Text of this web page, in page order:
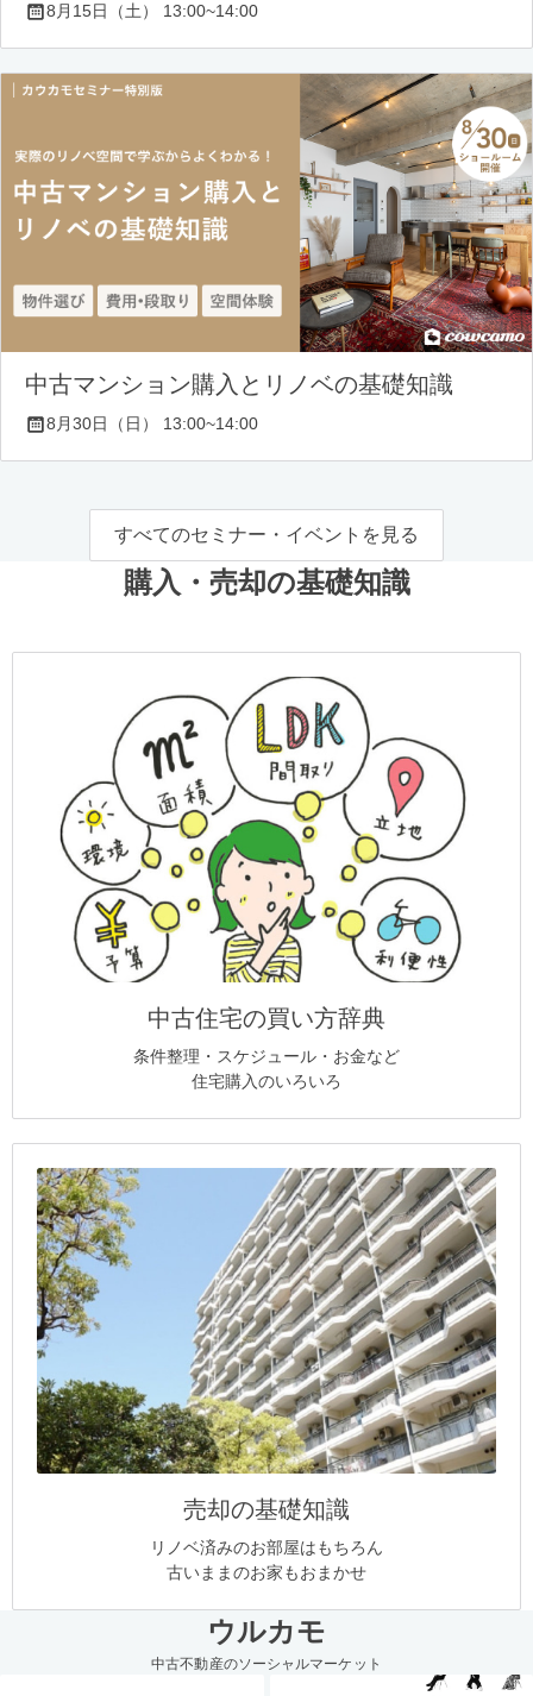
8月15日（土） 13:00~14:00
中古マンション購入とリノベの基礎知識
8月30日（日） 13:00~14:00
すべてのセミナー・イベントを見る
購入・売却の基礎知識
中古住宅の買い方辞典
条件整理・スケジュール・お金など
住宅購入のいろいろ
売却の基礎知識
リノベ済みのお部屋はもちろん
古いままのお家もおまかせ
ウルカモ
中古不動産のソーシャルマーケット